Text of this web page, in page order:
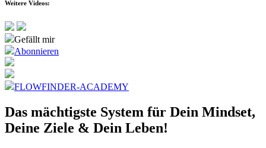
Weitere Videos:
Gefällt mir
Abonnieren
FLOWFINDER-ACADEMY
Das mächtigste System für Dein Mindset,
Deine Ziele & Dein Leben!